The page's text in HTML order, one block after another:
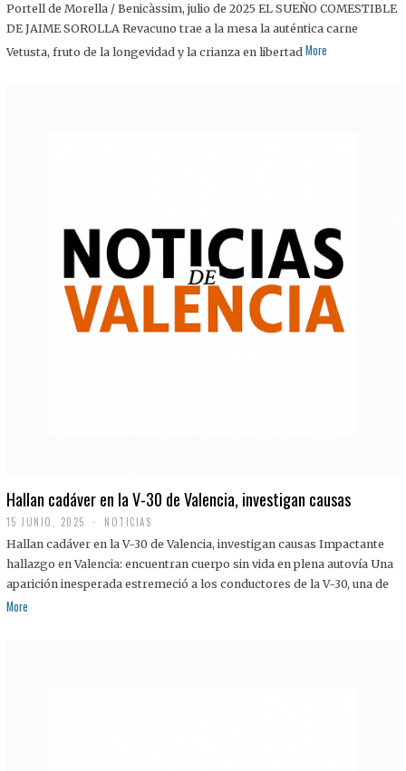
J
U
I
Portell de Morella / Benicàssim, julio de 2025 EL SUEÑO COMESTIBLE
DE JAIME SOROLLA Revacuno trae a la mesa la auténtica carne
Vetusta, fruto de la longevidad y la crianza en libertad More
Hallan cadáver en la V-30 de Valencia, investigan causas
15 JUNIO, 2025 NOTICIAS
Hallan cadáver en la V-30 de Valencia, investigan causas Impactante
hallazgo en Valencia: encuentran cuerpo sin vida en plena autovía Una
aparición inesperada estremeció a los conductores de la V-30, una de
More